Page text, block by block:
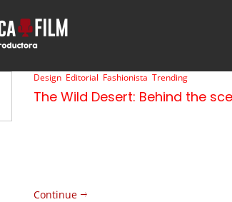
Design Editorial Fashionista Trending
The Wild Desert: Behind the
Continue